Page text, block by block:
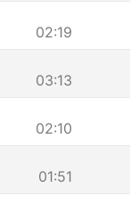
02:19
03:13
02:10
01:51